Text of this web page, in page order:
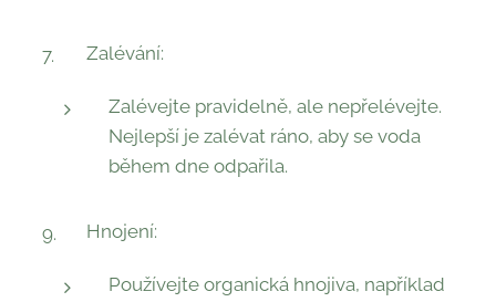
Zalévání:
Zalévejte pravidelně, ale nepřelévejte.
Nejlepší je zalévat ráno, aby se voda
během dne odpařila.
Hnojení:
Používejte organická hnojiva, například